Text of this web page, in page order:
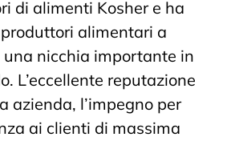
di alimenti Kosher e ha
alimentari a
nicchia importante in
L’eccellente reputazione
azienda, l’impegno per
ai clienti di massima